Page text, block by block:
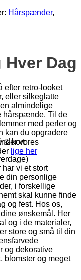
& kort
Hårspænder,
Hver Dag
efter retro-looket
eller silkeglatte
almindelige
hårspænde. Til de
med perler og
kan du opgradere
vores
lige her
har vi et stort
din personlige
i forskellige
skal kunne finde
og fest. Hos os,
ønskemål. Her
og i de materialer,
store og små til din
og dekorative
blomster og meget